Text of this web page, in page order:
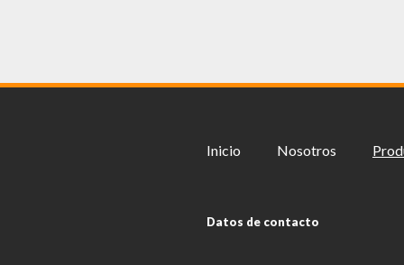
Inicio Nosotros
Datos de contacto